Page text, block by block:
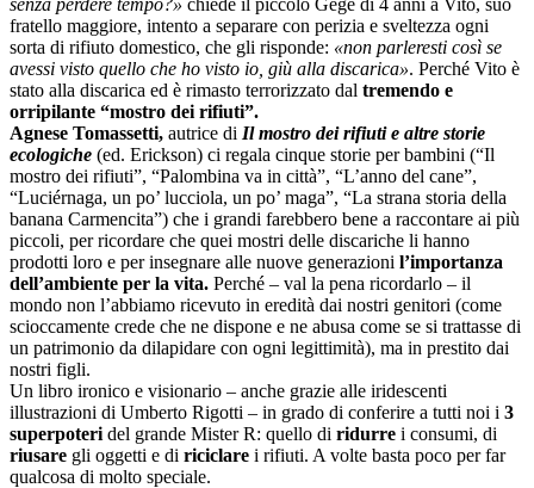
fratello maggiore, intento a separare con perizia e sveltezza ogni
sorta di rifiuto domestico, che gli risponde: «non parleresti così se
avessi visto quello che ho visto io, giù alla discarica». Perché Vito è
stato alla discarica ed è rimasto terrorizzato dal tremendo e
orripilante “mostro dei rifiuti”.
Agnese Tomassetti, autrice di Il mostro dei rifiuti e altre storie
ecologiche (ed. Erickson) ci regala cinque storie per bambini (“Il
mostro dei rifiuti”, “Palombina va in città”, “L’anno del cane”,
“Luciérnaga, un po’ lucciola, un po’ maga”, “La strana storia della
banana Carmencita”) che i grandi farebbero bene a raccontare ai più
piccoli, per ricordare che quei mostri delle discariche li hanno
prodotti loro e per insegnare alle nuove generazioni l’importanza
dell’ambiente per la vita. Perché – val la pena ricordarlo – il
mondo non l’abbiamo ricevuto in eredità dai nostri genitori (come
scioccamente crede che ne dispone e ne abusa come se si trattasse di
un patrimonio da dilapidare con ogni legittimità), ma in prestito dai
nostri figli.
Un libro ironico e visionario – anche grazie alle iridescenti
illustrazioni di Umberto Rigotti – in grado di conferire a tutti noi i 3
superpoteri del grande Mister R: quello di ridurre i consumi, di
riusare gli oggetti e di riciclare i rifiuti. A volte basta poco per far
qualcosa di molto speciale.